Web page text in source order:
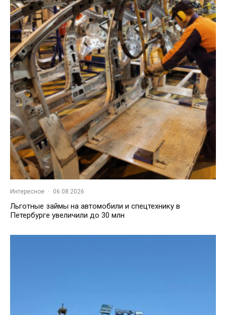
Интересное · 06.08.2026
Льготные займы на автомобили и спецтехнику в
Петербурге увеличили до 30 млн